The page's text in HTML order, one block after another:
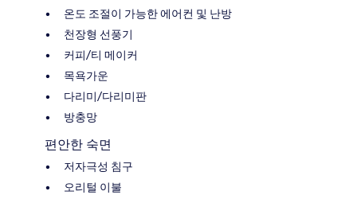
온도 조절이 가능한 에어컨 및 난방
천장형 선풍기
커피/티 메이커
목욕가운
다리미/다리미판
방충망
편안한 숙면
저자극성 침구
오리털 이불